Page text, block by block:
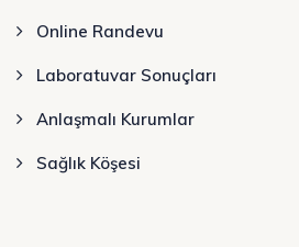
Online Randevu
Laboratuvar Sonuçları
Anlaşmalı Kurumlar
Sağlık Köşesi